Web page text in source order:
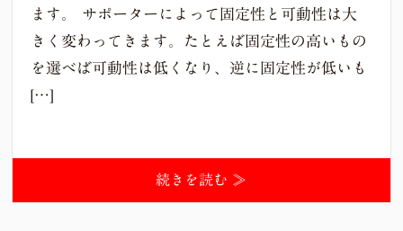
ます。 サポーターによって固定性と可動性は大
きく変わってきます。たとえば固定性の高いもの
を選べば可動性は低くなり、逆に固定性が低いも
[…]
続きを読む ≫